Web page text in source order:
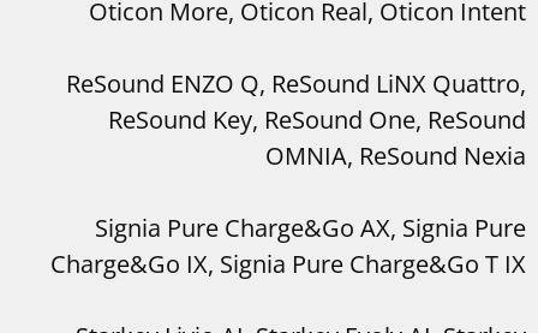
Oticon More, Oticon Real, Oticon Intent
ReSound ENZO Q, ReSound LiNX Quattro,
ReSound Key, ReSound One, ReSound
OMNIA, ReSound Nexia
Signia Pure Charge&Go AX, Signia Pure
Charge&Go IX, Signia Pure Charge&Go T IX